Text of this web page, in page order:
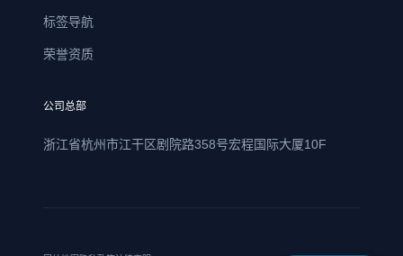
标签导航
荣誉资质
公司总部
浙江省杭州市江干区剧院路358号宏程国际大厦10F